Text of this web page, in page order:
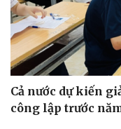
Nam khoa
Làm đẹp - giảm cân
Phòng mạch online
Ăn sạch sống khỏe
Cả nước dự kiến
công lập trước